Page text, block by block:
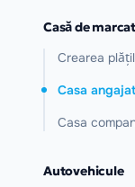
Casă de marcat
Crearea
Casa
Casa
Autovehicule